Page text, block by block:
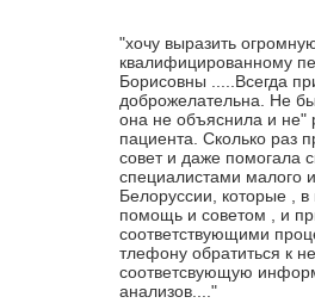
"хочу выразить
квалифицированному
Борисовны .....Всегда
доброжелательна. Не
она не объяснила и не"
пациента. Сколько раз
совет и даже помогала
специалистами малого
Белоруссии, которые , в
помощь и советом , и
соответствующими
тлефону обратиться к
соответсвующую
анализов...."